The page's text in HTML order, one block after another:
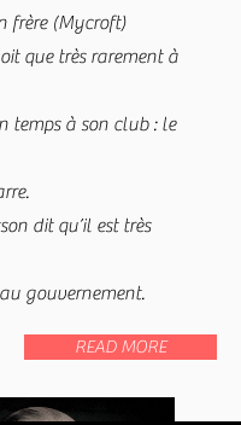
frère (Mycroft)
que très rarement à
temps à son club : le
dit qu’il est très
gouvernement.
READ MORE